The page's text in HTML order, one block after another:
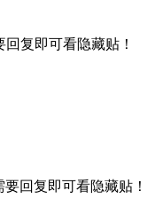
复即可看隐藏贴！
回复即可看隐藏贴！